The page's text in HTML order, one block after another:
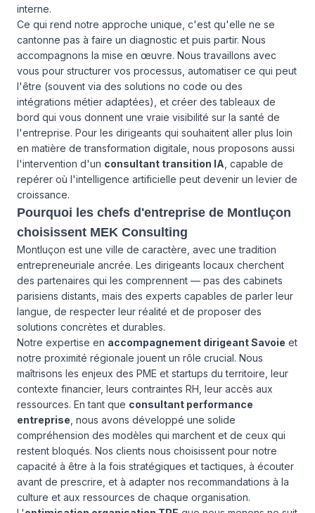
interne.
Ce qui rend notre approche unique, c'est qu'elle ne se
cantonne pas à faire un diagnostic et puis partir. Nous
accompagnons la mise en œuvre. Nous travaillons avec
vous pour structurer vos processus, automatiser ce qui peut
l'être (souvent via des solutions no code ou des
intégrations métier adaptées), et créer des tableaux de
bord qui vous donnent une vraie visibilité sur la santé de
l'entreprise. Pour les dirigeants qui souhaitent aller plus loin
en matière de transformation digitale, nous proposons aussi
l'intervention d'un consultant transition IA , capable de
repérer où l'intelligence artificielle peut devenir un levier de
croissance.
Pourquoi les chefs d'entreprise de Montluçon
choisissent MEK Consulting
Montluçon est une ville de caractère, avec une tradition
entrepreneuriale ancrée. Les dirigeants locaux cherchent
des partenaires qui les comprennent — pas des cabinets
parisiens distants, mais des experts capables de parler leur
langue, de respecter leur réalité et de proposer des
solutions concrètes et durables.
Notre expertise en accompagnement dirigeant Savoie et
notre proximité régionale jouent un rôle crucial. Nous
maîtrisons les enjeux des PME et startups du territoire, leur
contexte financier, leurs contraintes RH, leur accès aux
ressources. En tant que consultant performance
entreprise , nous avons développé une solide
compréhension des modèles qui marchent et de ceux qui
restent bloqués. Nos clients nous choisissent pour notre
capacité à être à la fois stratégiques et tactiques, à écouter
avant de prescrire, et à adapter nos recommandations à la
culture et aux ressources de chaque organisation.